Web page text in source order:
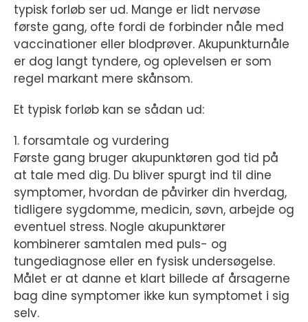
typisk forløb ser ud. Mange er lidt nervøse
første gang, ofte fordi de forbinder nåle med
vaccinationer eller blodprøver. Akupunkturnåle
er dog langt tyndere, og oplevelsen er som
regel markant mere skånsom.
Et typisk forløb kan se sådan ud:
1. forsamtale og vurdering
Første gang bruger akupunktøren god tid på
at tale med dig. Du bliver spurgt ind til dine
symptomer, hvordan de påvirker din hverdag,
tidligere sygdomme, medicin, søvn, arbejde og
eventuel stress. Nogle akupunktører
kombinerer samtalen med puls- og
tungediagnose eller en fysisk undersøgelse.
Målet er at danne et klart billede af årsagerne
bag dine symptomer ikke kun symptomet i sig
selv.